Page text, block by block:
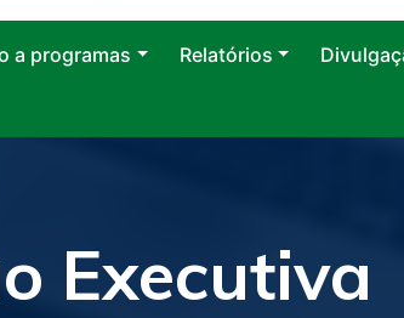
a programas Relatórios
Executiva